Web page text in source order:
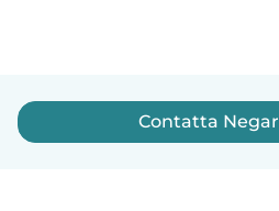
Contatta Negar